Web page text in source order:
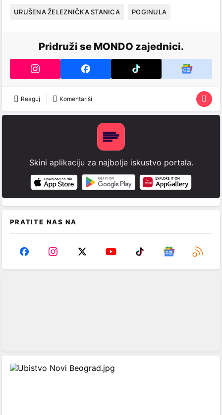
URUŠENA ŽELEZNIČKA STANICA POGINULA
Pridruži se MONDO zajednici.
Reaguj Komentariši
Skini aplikaciju za najbolje iskustvo portala.
PRATITE NAS NA